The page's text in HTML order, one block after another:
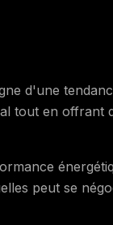
d'une
tout en offrant
peut se